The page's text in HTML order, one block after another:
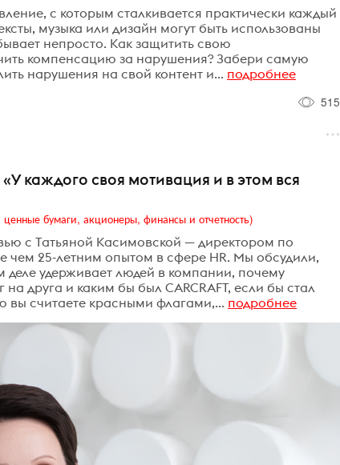
с которым сталкивается практически каждый
музыка или дизайн могут быть использованы
непросто. Как защитить свою
компенсацию за нарушения? Забери самую
нарушения на свой контент и... подробнее
515
каждого своя мотивация и в этом вся
бумаги, акционеры, финансы и отчетность)
с Татьяной Касимовской — директором по
чем 25-летним опытом в сфере HR. Мы обсудили,
деле удерживает людей в компании, почему
друга и каким бы был CARCRAFT, если бы стал
вы считаете красными флагами,... подробнее